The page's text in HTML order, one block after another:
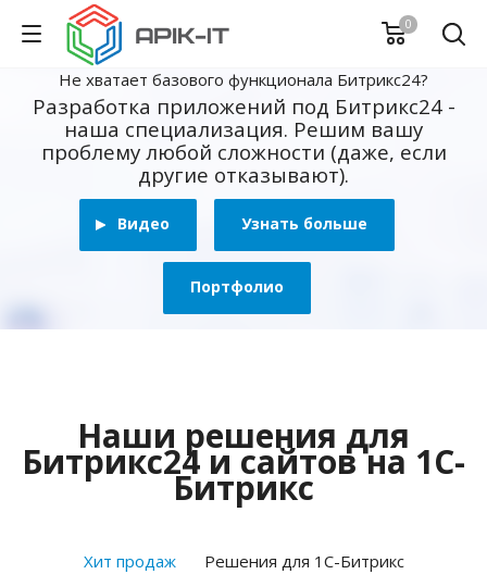
0
Не хватает базового функционала Битрикс24?
Разработка приложений под Битрикс24 -
наша специализация. Решим вашу
проблему любой сложности (даже, если
другие отказывают).
Видео Узнать больше
Портфолио
Наши решения для
Битрикс24 и сайтов на 1С-
Битрикс
Хит продаж Решения для 1С-Битрикс